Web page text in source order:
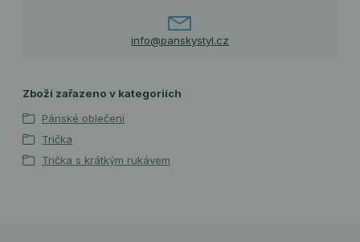
info@panskystyl.cz
Zboží zařazeno v kategoriích
Pánské oblečení
Trička
Trička s krátkým rukávem